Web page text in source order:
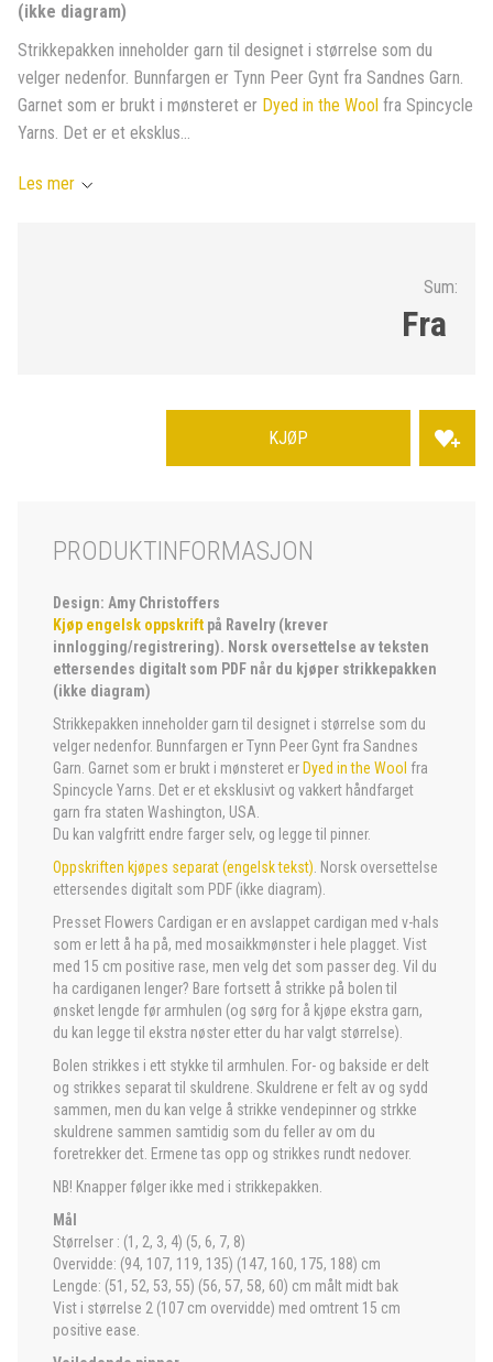
(ikke diagram)
Strikkepakken inneholder garn til designet i størrelse som du
velger nedenfor. Bunnfargen er Tynn Peer Gynt fra Sandnes Garn.
Garnet som er brukt i mønsteret er Dyed in the Wool fra Spincycle
Yarns. Det er et eksklus...
Les mer
Sum:
Fra
KJØP
PRODUKTINFORMASJON
Design: Amy Christoffers
Kjøp engelsk oppskrift på Ravelry (krever
innlogging/registrering). Norsk oversettelse av teksten
ettersendes digitalt som PDF når du kjøper strikkepakken
(ikke diagram)
Strikkepakken inneholder garn til designet i størrelse som du
velger nedenfor. Bunnfargen er Tynn Peer Gynt fra Sandnes
Garn. Garnet som er brukt i mønsteret er Dyed in the Wool fra
Spincycle Yarns. Det er et eksklusivt og vakkert håndfarget
garn fra staten Washington, USA.
Du kan valgfritt endre farger selv, og legge til pinner.
Oppskriften kjøpes separat (engelsk tekst) . Norsk oversettelse
ettersendes digitalt som PDF (ikke diagram).
Presset Flowers Cardigan er en avslappet cardigan med v-hals
som er lett å ha på, med mosaikkmønster i hele plagget. Vist
med 15 cm positive rase, men velg det som passer deg. Vil du
ha cardiganen lenger? Bare fortsett å strikke på bolen til
ønsket lengde før armhulen (og sørg for å kjøpe ekstra garn,
du kan legge til ekstra nøster etter du har valgt størrelse).
Bolen strikkes i ett stykke til armhulen. For- og bakside er delt
og strikkes separat til skuldrene. Skuldrene er felt av og sydd
sammen, men du kan velge å strikke vendepinner og strkke
skuldrene sammen samtidig som du feller av om du
foretrekker det. Ermene tas opp og strikkes rundt nedover.
NB! Knapper følger ikke med i strikkepakken.
Mål
Størrelser : (1, 2, 3, 4) (5, 6, 7, 8)
Overvidde: (94, 107, 119, 135) (147, 160, 175, 188) cm
Lengde: (51, 52, 53, 55) (56, 57, 58, 60) cm målt midt bak
Vist i størrelse 2 (107 cm overvidde) med omtrent 15 cm
positive ease.